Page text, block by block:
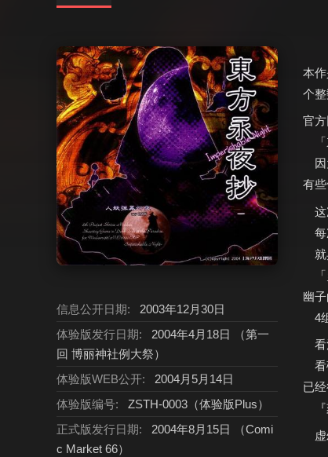
信息公开日期:
2003年12月30日
体验版发行日期:
2004年4月18日 （第一
回 博丽神社例大祭）
体验版WEB公开:
2004月5月14日
体验版编号:
ZSTH-0003（体验版Plus）
正式版发行日期:
2004年8月15日 （Comi
c Market 66）
本
个整
官
「
因
有些
这
每
就
「
幽子
4
看
看
已经
『
虚